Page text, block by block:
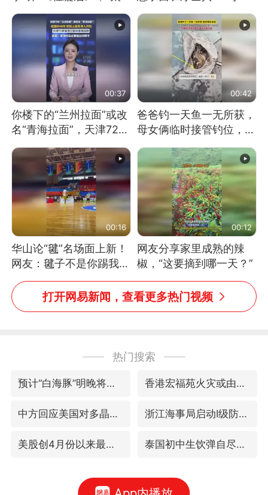
像了～你是吃古筝长大的
吗？”“或将成为首位考级
不带古筝的选手。”（来
源：新华每日电讯）
可以不要把我遣返回国”
00:37
你楼下的“兰州拉面”或改
名“青海拉面”，天津72家
面馆已集体更换招牌
00:42
爸爸钓一天鱼一无所获，
母女俩临时接管钓位，用
玩具鱼竿钓上大鱼
00:16
华山论“毽”名场面上新！
网友：毽子不是你踢我
捡，我踢你捡吗
00:12
网友分享家里成熟的辣
椒，“这要摘到哪一天？”
打开网易新闻，查看更多热门视频
热门搜索
预计“白海豚”明晚将在浙江舟山到福建福鼎一带沿海登陆 香港宏福苑火灾或由烟头引起
中方回应美国对多晶硅加征关税 浙江海事局启动Ⅰ级防台应急响应
美股创4月份以来最大单周涨幅 泰国初中生饮弹自尽前开了26枪